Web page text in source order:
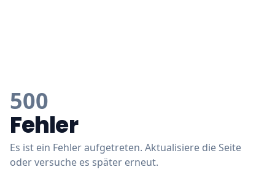
500
Fehler
Es ist ein Fehler aufgetreten. Aktualisiere die Seite
oder versuche es später erneut.